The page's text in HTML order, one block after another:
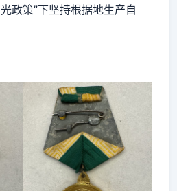
政策”下坚持根据地生产自